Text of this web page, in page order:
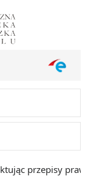
i inne
przepisy